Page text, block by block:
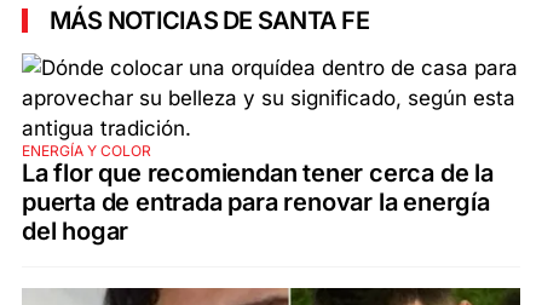
MÁS NOTICIAS DE SANTA FE
ENERGÍA Y COLOR
La flor que recomiendan tener cerca de la
puerta de entrada para renovar la energía
del hogar